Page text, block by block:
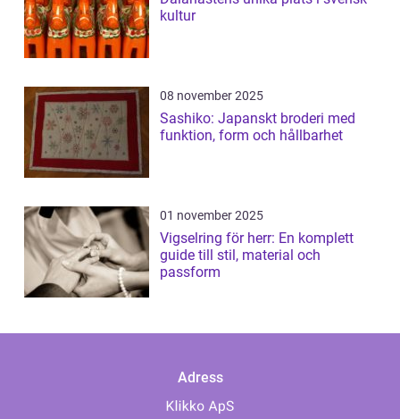
kultur
08 november 2025
Sashiko: Japanskt broderi med
funktion, form och hållbarhet
01 november 2025
Vigselring för herr: En komplett
guide till stil, material och
passform
Adress